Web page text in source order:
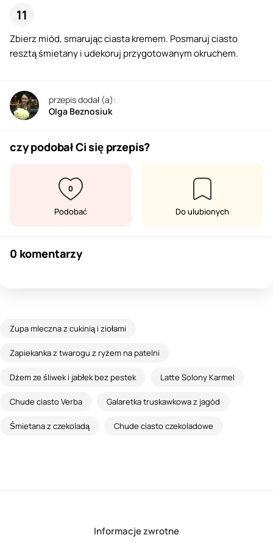
Zbierz miód, smarując ciasta kremem. Posmaruj ciasto
resztą śmietany i udekoruj przygotowanym okruchem.
przepis dodał (a):
Olga Beznosiuk
czy podobał Ci się przepis?
0
Podobać Do ulubionych
0 komentarzy
Zupa mleczna z cukinią i ziołami
Zapiekanka z twarogu z ryżem na patelni
Dżem ze śliwek i jabłek bez pestek Latte Solony Karmel
Chude ciasto Verba Galaretka truskawkowa z jagód
Śmietana z czekoladą Chude ciasto czekoladowe
Informacje zwrotne